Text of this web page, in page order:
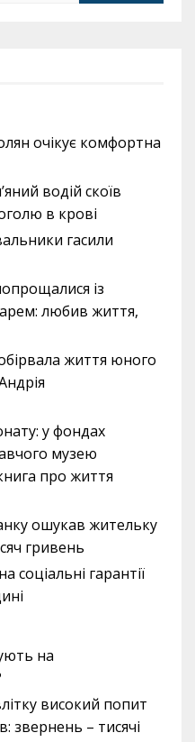
очікує комфортна
водій скоїв
в крові
гасили
із
любив життя,
життя юного
у фондах
музею
про життя
ошукав жительку
гривень
соціальні гарантії
на
високий попит
звернень – тисячі